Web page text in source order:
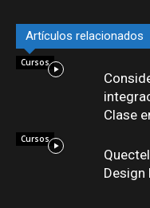
Artículos relacionados
Cursos
Clase
Cursos
Design